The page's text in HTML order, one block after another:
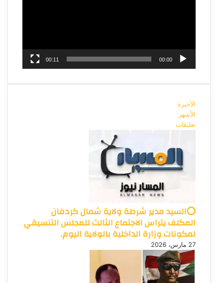
00:00
00:11
الأخيرة
الأشهر
تعليقات
⭕السيد مدير شرطة ولاية شمال كردفان
المكلف يتراس الاجتماع الثالث للمجلس التنسيقي
لمكونات وزارة الداخلية بالولاية اليوم.
27 مارس، 2026